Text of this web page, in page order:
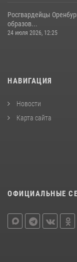
Росгвардейцы
образов...
24 июля 2026, 12:25
НАВИГАЦИЯ
Новости
Карта сайта
ОФИЦИАЛЬНЫЕ